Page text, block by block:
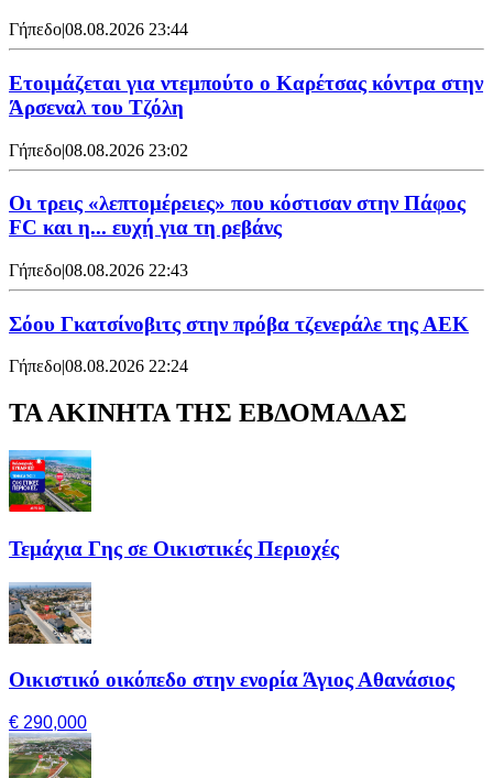
Γήπεδο|08.08.2026 23:44
Ετοιμάζεται για ντεμπούτο ο Καρέτσας κόντρα στην
Άρσεναλ του Τζόλη
Γήπεδο|08.08.2026 23:02
Οι τρεις «λεπτομέρειες» που κόστισαν στην Πάφος
FC και η... ευχή για τη ρεβάνς
Γήπεδο|08.08.2026 22:43
Σόου Γκατσίνοβιτς στην πρόβα τζενεράλε της ΑΕΚ
Γήπεδο|08.08.2026 22:24
ΤΑ ΑΚΙΝΗΤΑ ΤΗΣ ΕΒΔΟΜΑΔΑΣ
Τεμάχια Γης σε Οικιστικές Περιοχές
Οικιστικό οικόπεδο στην ενορία Άγιος Αθανάσιος
€ 290,000